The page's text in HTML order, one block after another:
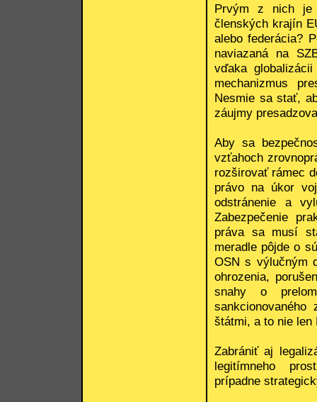
Prvým z nich je
členských krajín
alebo federácia?
naviazaná na
vďaka
mechanizmus
Nesmie sa stať,
záujmy
Aby sa
vzťahoch
rozširovať rámec
právo na úkor
odstránenie a
Zabezpečenie
práva sa musí
meradle pôjde o
OSN s výlučným
ohrozenia,
snahy o
štátmi, a to nie len
Zabrániť aj
legitímneho
prípadne